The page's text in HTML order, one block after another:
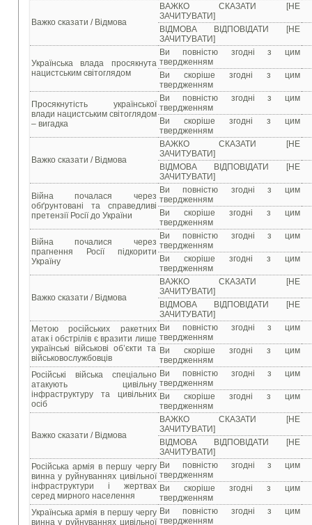
Важко сказати / Відмова
ВАЖКО СКАЗАТИ [НЕ
ЗАЧИТУВАТИ]
ВІДМОВА ВІДПОВІДАТИ [НЕ
ЗАЧИТУВАТИ]
Українська влада просякнута
нацистським світоглядом
Ви повністю згодні з цим
твердженням
Ви скоріше згодні з цим
твердженням
Просякнутість української
влади нацистським світоглядом
– вигадка
Ви повністю згодні з цим
твердженням
Ви скоріше згодні з цим
твердженням
Важко сказати / Відмова
ВАЖКО СКАЗАТИ [НЕ
ЗАЧИТУВАТИ]
ВІДМОВА ВІДПОВІДАТИ [НЕ
ЗАЧИТУВАТИ]
Війна почалася через
обґрунтовані та справедливі
претензії Росії до України
Ви повністю згодні з цим
твердженням
Ви скоріше згодні з цим
твердженням
Війна почалися через
прагнення Росії підкорити
Україну
Ви повністю згодні з цим
твердженням
Ви скоріше згодні з цим
твердженням
Важко сказати / Відмова
ВАЖКО СКАЗАТИ [НЕ
ЗАЧИТУВАТИ]
ВІДМОВА ВІДПОВІДАТИ [НЕ
ЗАЧИТУВАТИ]
Метою російських ракетних
атак і обстрілів є вразити лише
українські військові об’єкти та
військовослужбовців
Ви повністю згодні з цим
твердженням
Ви скоріше згодні з цим
твердженням
Російські війська спеціально
атакують цивільну
інфраструктуру та цивільних
осіб
Ви повністю згодні з цим
твердженням
Ви скоріше згодні з цим
твердженням
Важко сказати / Відмова
ВАЖКО СКАЗАТИ [НЕ
ЗАЧИТУВАТИ]
ВІДМОВА ВІДПОВІДАТИ [НЕ
ЗАЧИТУВАТИ]
Російська армія в першу чергу
винна у руйнуваннях цивільної
інфраструктури і жертвах
серед мирного населення
Ви повністю згодні з цим
твердженням
Ви скоріше згодні з цим
твердженням
Українська армія в першу чергу
винна у руйнуваннях цивільної
Ви повністю згодні з цим
твердженням